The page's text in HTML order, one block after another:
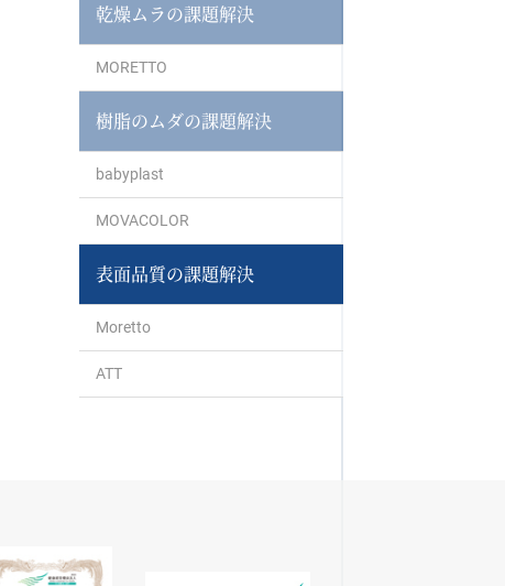
乾燥ムラの課題解決
MORETTO
樹脂のムダの課題解決
babyplast
MOVACOLOR
表面品質の課題解決
Moretto
ATT